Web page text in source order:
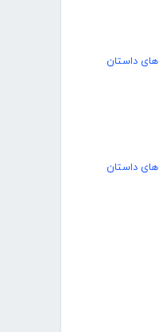
داستان
داستان